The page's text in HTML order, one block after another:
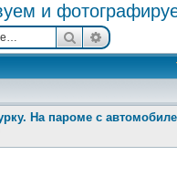
и
Поиск
На пароме с